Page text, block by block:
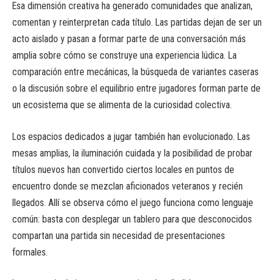
Esa dimensión creativa ha generado comunidades que analizan,
comentan y reinterpretan cada título. Las partidas dejan de ser un
acto aislado y pasan a formar parte de una conversación más
amplia sobre cómo se construye una experiencia lúdica. La
comparación entre mecánicas, la búsqueda de variantes caseras
o la discusión sobre el equilibrio entre jugadores forman parte de
un ecosistema que se alimenta de la curiosidad colectiva.
Los espacios dedicados a jugar también han evolucionado. Las
mesas amplias, la iluminación cuidada y la posibilidad de probar
títulos nuevos han convertido ciertos locales en puntos de
encuentro donde se mezclan aficionados veteranos y recién
llegados. Allí se observa cómo el juego funciona como lenguaje
común: basta con desplegar un tablero para que desconocidos
compartan una partida sin necesidad de presentaciones
formales.